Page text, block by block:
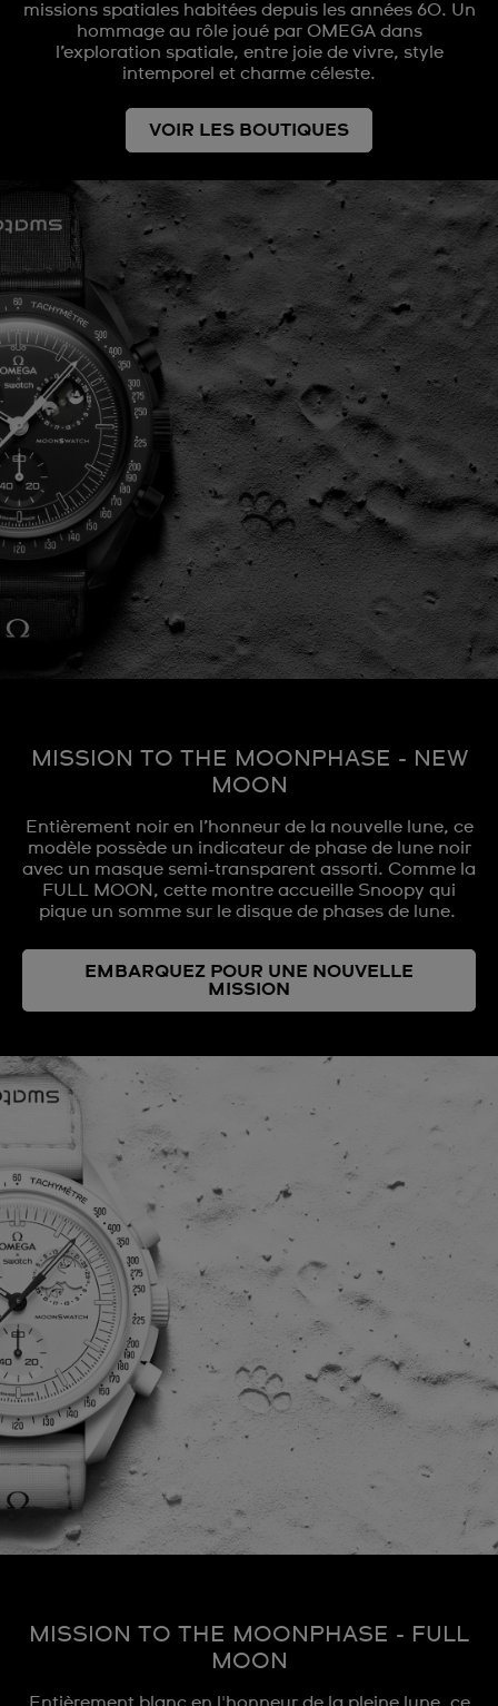
missions spatiales habitées depuis les années 60. Un
hommage au rôle joué par OMEGA dans
l’exploration spatiale, entre joie de vivre, style
intemporel et charme céleste.
VOIR LES BOUTIQUES
MISSION TO THE MOONPHASE - NEW
MOON
Entièrement noir en l’honneur de la nouvelle lune, ce
modèle possède un indicateur de phase de lune noir
avec un masque semi-transparent assorti. Comme la
FULL MOON, cette montre accueille Snoopy qui
pique un somme sur le disque de phases de lune.
EMBARQUEZ POUR UNE NOUVELLE
MISSION
MISSION TO THE MOONPHASE - FULL
MOON